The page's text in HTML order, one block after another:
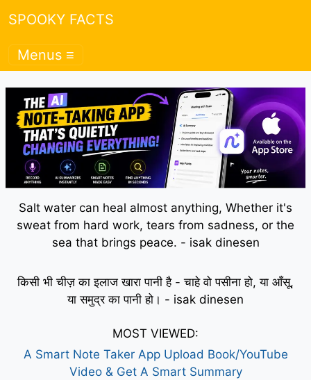
SPOOKY FACTS
Menus ≡
Salt water can heal almost anything, Whether it's
sweat from hard work, tears from sadness, or the
sea that brings peace. - isak dinesen
किसी भी चीज़ का इलाज खारा पानी है - चाहे वो पसीना हो, या आँसू,
या समुद्र का पानी हो। - isak dinesen
MOST VIEWED:
A Smart Note Taker App Upload Book/YouTube
Video & Get A Smart Summary